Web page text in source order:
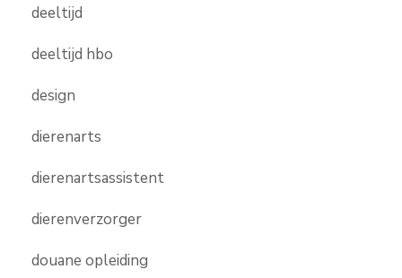
deeltijd
deeltijd hbo
design
dierenarts
dierenartsassistent
dierenverzorger
douane opleiding